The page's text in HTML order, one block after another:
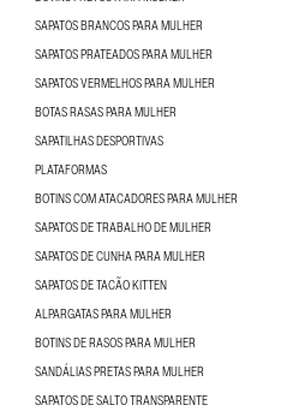
SAPATOS BRANCOS PARA MULHER
SAPATOS PRATEADOS PARA MULHER
SAPATOS VERMELHOS PARA MULHER
BOTAS RASAS PARA MULHER
SAPATILHAS DESPORTIVAS
PLATAFORMAS
BOTINS COM ATACADORES PARA MULHER
SAPATOS DE TRABALHO DE MULHER
SAPATOS DE CUNHA PARA MULHER
SAPATOS DE TACÃO KITTEN
ALPARGATAS PARA MULHER
BOTINS DE RASOS PARA MULHER
SANDÁLIAS PRETAS PARA MULHER
SAPATOS DE SALTO TRANSPARENTE